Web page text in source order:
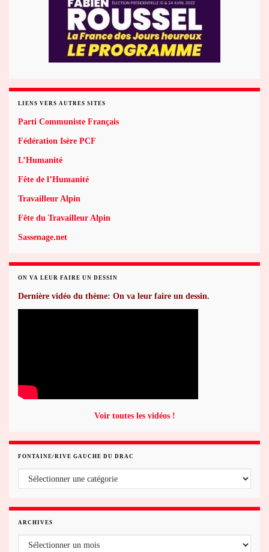
LIENS VERS AUTRES SITES
Parti Communiste Français
Fédération Isère PCF
L’Humanité
Fête de l’Humanité
Travailleur Alpin
Fête du Travailleur Alpin
Sassenage.net
ON VA LEUR FAIRE UN DESSIN
Dernière vidéo du thème: On va leur faire un dessin.
Voir toutes les vidéos !
FONTAINE/RIVE GAUCHE DU DRAC
ARCHIVES